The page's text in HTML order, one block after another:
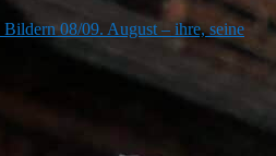
08/09. August – ihre, seine